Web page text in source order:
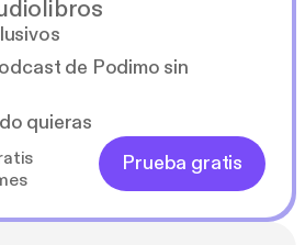
de Podimo sin
quieras
Prueba gratis